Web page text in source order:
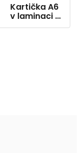
Kartička A6
v laminaci s
křišťály